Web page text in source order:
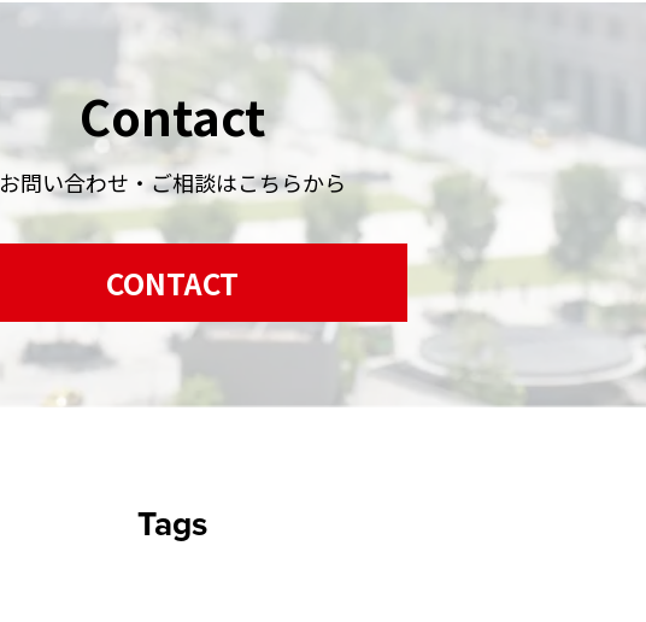
Contact
お問い合わせ・ご相談はこちらから
CONTACT
Tags